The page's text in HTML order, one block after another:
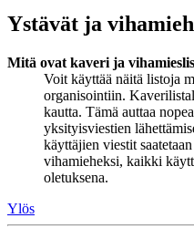
Ystävät ja
Mitä ovat kaveri ja
Voit käyttää näitä listoja
organisointiin.
kautta. Tämä auttaa
yksityisviestien
käyttäjien viestit
vihamieheksi, kaikki
oletuksena.
Ylös